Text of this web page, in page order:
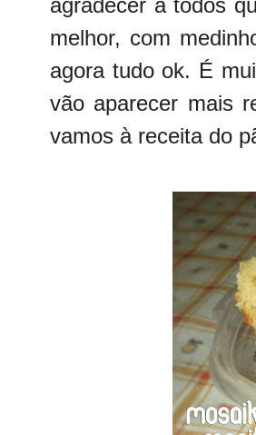
melhor, com
agora tudo ok. É
vão aparecer mais
vamos à receita do